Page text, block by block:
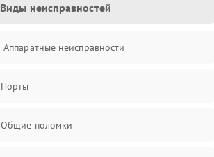
Виды неисправностей
Аппаратные неисправности
Порты
Общие поломки